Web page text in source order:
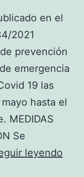
en el
2021
prevención
emergencia
19 las
hasta el
MEDIDAS
Se
leyendo